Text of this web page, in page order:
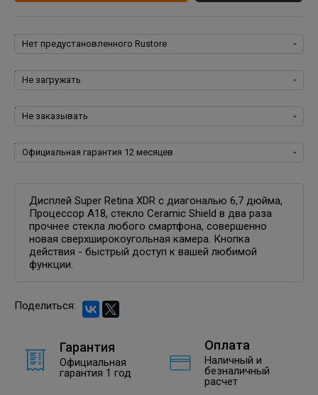
Rustore:
Пакеты программ для iPhone, iPad, iPod, iOS:
Программное обеспечение для iOS:
Гарантия:
Дисплей Super Retina XDR с диагональю 6,7 дюйма,
Процессор A18, стекло Ceramic Shield в два раза
прочнее стекла любого смартфона, совершенно
новая сверхширокоугольная камера. Кнопка
действия - быстрый доступ к вашей любимой
функции.
Поделиться:
Гарантия
Официальная
гарантия 1 год
Оплата
Наличный и
безналичный
расчет